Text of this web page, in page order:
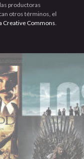
productoras
otros términos, el
Creative Commons